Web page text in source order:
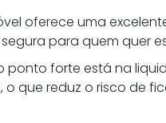
oferece uma
para quem quer
ponto forte está na
que reduz o risco de